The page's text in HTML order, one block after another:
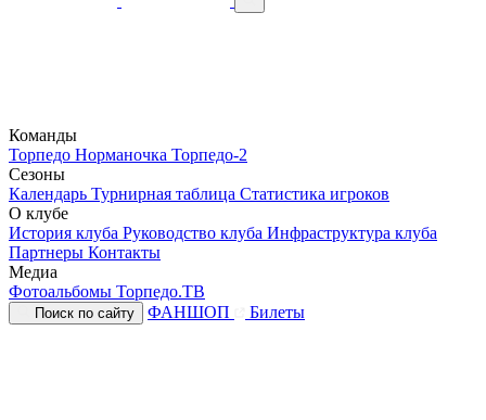
Команды
Торпедо Норманочка Торпедо-2
Сезоны
Календарь Турнирная таблица Статистика игроков
О клубе
История клуба Руководство клуба Инфраструктура клуба
Партнеры Контакты
Медиа
Фотоальбомы Торпедо.ТВ
Поиск по сайту ФАНШОП Билеты